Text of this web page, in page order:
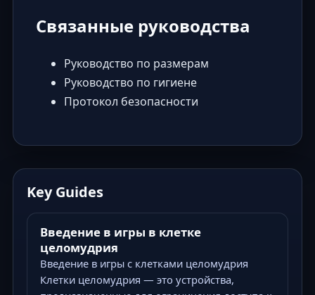
Связанные руководства
Руководство по размерам
Руководство по гигиене
Протокол безопасности
Key Guides
Введение в игры в клетке
целомудрия
Введение в игры с клетками целомудрия
Клетки целомудрия — это устройства,